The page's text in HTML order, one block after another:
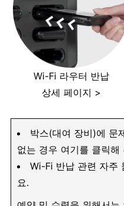
Wi-Fi 라우터 반납
상세 페이지 >
박스(대여 장비)에 문
없는 경우 여기를 클릭해
Wi-Fi 반납 관련 자주
요.